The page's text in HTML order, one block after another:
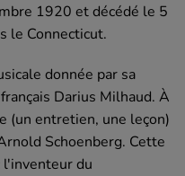
1920 et décédé le 5
le Connecticut.
donnée par sa
Darius Milhaud. À
(un entretien, une leçon)
Schoenberg. Cette
l'inventeur du